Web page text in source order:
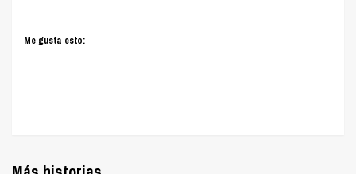
Me gusta esto: